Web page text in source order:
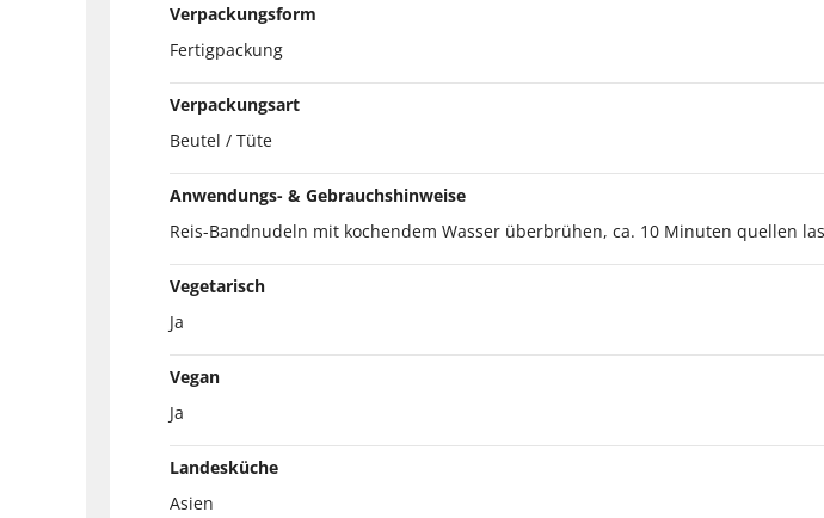
Verpackungsform
Fertigpackung
Verpackungsart
Beutel / Tüte
Anwendungs- & Gebrauchshinweise
Reis-Bandnudeln mit kochendem Wasser überbrühen, ca. 10 Minuten quellen
Vegetarisch
Ja
Vegan
Ja
Landesküche
Asien